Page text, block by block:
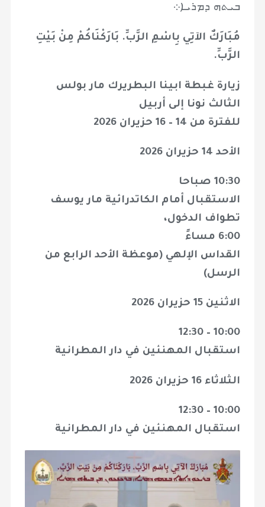
ܒܝܬܗ ܕܡܪܝܐ܀
مُبَارَكٌ الآتِي بِاسْمِ الرَّبِّ. بَارَكْنَاكُمْ مِنْ بَيْتِ
الرَّبِّ.
زيارة غبطة ابينا البطريرك مار بولس
الثالث نونا إلى أربيل
للفترة من 14 – 16 حزيران 2026
الأحد 14 حزيران 2026
10:30 صباحا
الاستقبال أمام الكاتدرائية مار يوسف
تطواف الدخول،
6:00 مساءً
القداس الإلهي (موعظة الأحد الرابع من
الرسل)
الاثنين 15 حزيران 2026
10:00 – 12:30
استقبال المهنئين في دار المطرانية
الثلاثاء 16 حزيران 2026
10:00 – 12:30
استقبال المهنئين في دار المطرانية